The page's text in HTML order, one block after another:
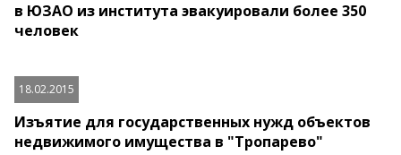
в ЮЗАО из института эвакуировали более 350
человек
18.02.2015
Изъятие для государственных нужд объектов
недвижимого имущества в "Тропарево"